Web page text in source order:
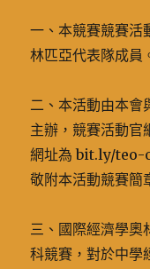
一、本競賽競賽活
林匹亞代表隊成員
二、本活動由本會
主辦，競賽活動
網址為 bit.ly/
敬附本活動競賽簡
三、國際經濟學奧
科競賽，對於中學